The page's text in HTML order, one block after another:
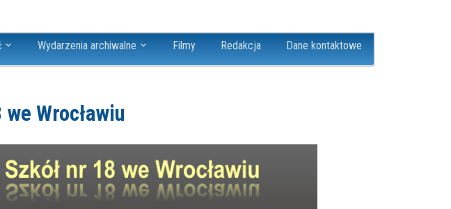
Wydarzenia archiwalne Filmy Redakcja Dane kontaktowe
we Wrocławiu